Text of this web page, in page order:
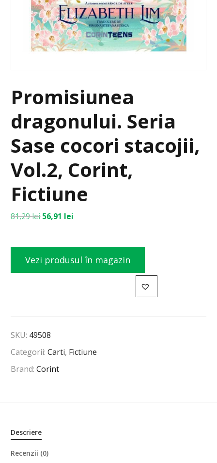
Promisiunea
dragonului. Seria
Sase cocori stacojii,
Vol.2, Corint,
Fictiune
81,29lei 56,91 lei
Vezi produsul în magazin
SKU: 49508
Categorii:Carti, Fictiune
Brand:Corint
Descriere
Recenzii (0)